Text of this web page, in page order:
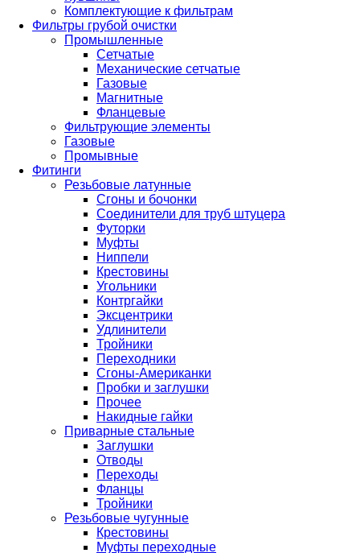
Комплектующие к фильтрам
Фильтры грубой очистки
Промышленные
Сетчатые
Механические сетчатые
Газовые
Магнитные
Фланцевые
Фильтрующие элементы
Газовые
Промывные
Фитинги
Резьбовые латунные
Сгоны и бочонки
Соединители для труб штуцера
Футорки
Муфты
Ниппели
Крестовины
Угольники
Контргайки
Эксцентрики
Удлинители
Тройники
Переходники
Сгоны-Американки
Пробки и заглушки
Прочее
Накидные гайки
Приварные стальные
Заглушки
Отводы
Переходы
Фланцы
Тройники
Резьбовые чугунные
Крестовины
Муфты переходные